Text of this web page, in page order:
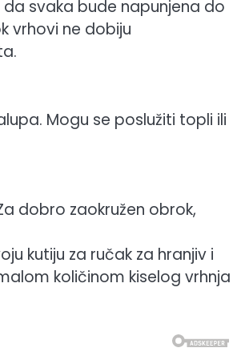
svaka bude napunjena do
vrhovi ne dobiju
Mogu se poslužiti topli ili
dobro zaokružen obrok,
kutiju za ručak za hranjiv i
količinom kiselog vrhnja